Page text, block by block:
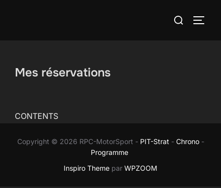
Rechercher :
Mes réservations
CONTENTS
Copyright © 2026 RPC-MotorSport - PIT-Strat - Chrono-
Programme
Inspiro Theme par WPZOOM